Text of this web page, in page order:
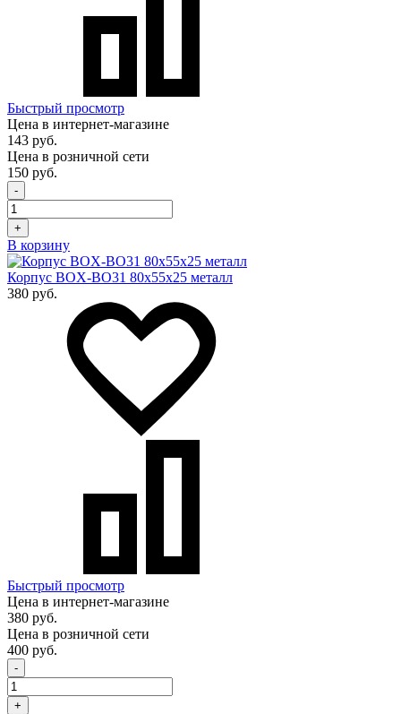
Быстрый просмотр
Цена в интернет-магазине
143 руб.
Цена в розничной сети
150 руб.
-
+
В корзину
Корпус BOX-BO31 80х55х25 металл
380 руб.
Быстрый просмотр
Цена в интернет-магазине
380 руб.
Цена в розничной сети
400 руб.
-
+